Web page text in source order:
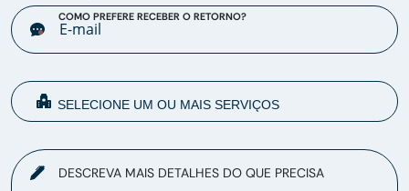
COMO PREFERE RECEBER O RETORNO?
DESCREVA MAIS DETALHES DO QUE PRECISA